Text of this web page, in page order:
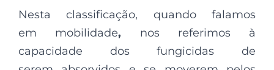
Nesta classificação, quando falamos
em mobilidade, nos referimos à
capacidade dos fungicidas de